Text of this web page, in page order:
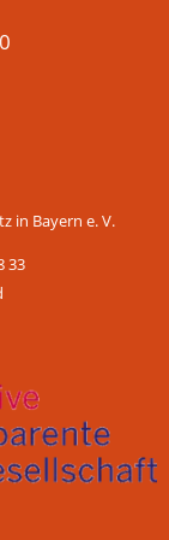
in Bayern e. V.
33